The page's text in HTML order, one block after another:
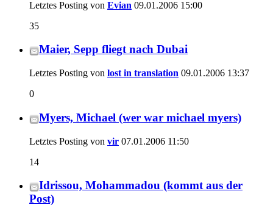
Letztes Posting von Evian 09.01.2006 15:00
35
Maier, Sepp fliegt nach Dubai
Letztes Posting von lost in translation 09.01.2006 13:37
0
Myers, Michael (wer war michael myers)
Letztes Posting von vir 07.01.2006 11:50
14
Idrissou, Mohammadou (kommt aus der
Post)